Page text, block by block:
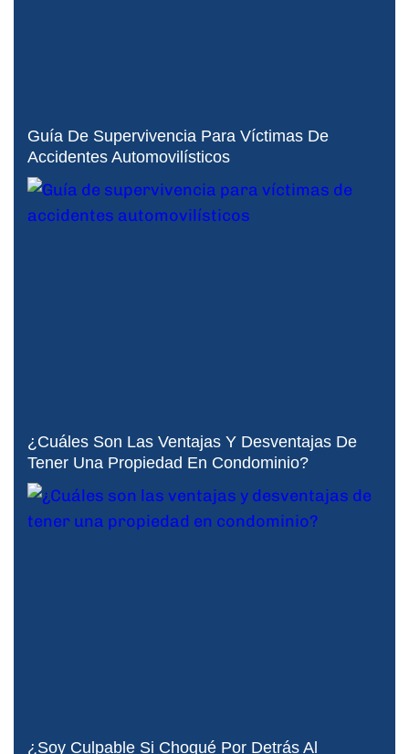
Guía De Supervivencia Para Víctimas De
Accidentes Automovilísticos
¿Cuáles Son Las Ventajas Y Desventajas De
Tener Una Propiedad En Condominio?
¿Soy Culpable Si Choqué Por Detrás Al